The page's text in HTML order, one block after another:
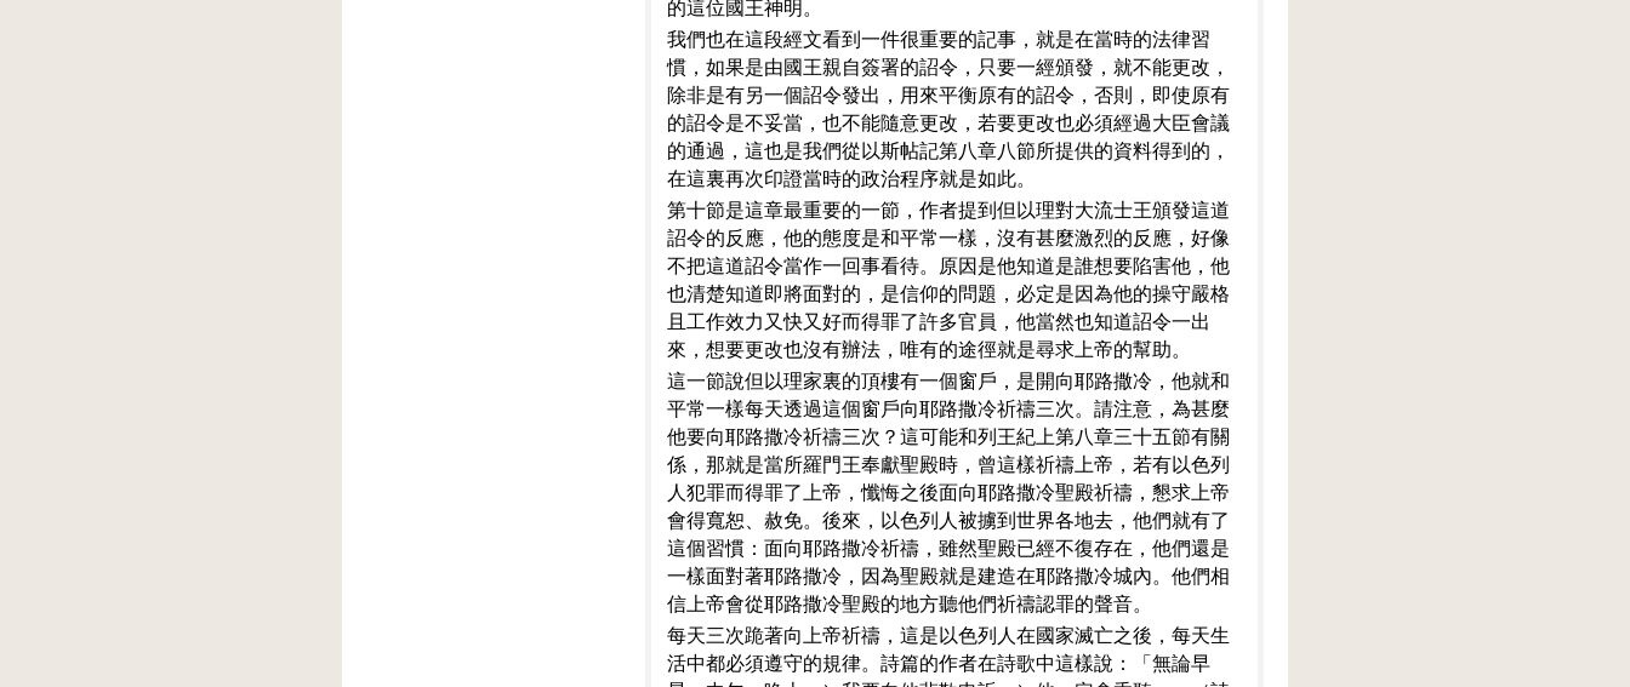
的這位國王神明。
我們也在這段經文看到一件很重要的記事，就是在當時的法律習
慣，如果是由國王親自簽署的詔令，只要一經頒發，就不能更改，
除非是有另一個詔令發出，用來平衡原有的詔令，否則，即使原有
的詔令是不妥當，也不能隨意更改，若要更改也必須經過大臣會議
的通過，這也是我們從以斯帖記第八章八節所提供的資料得到的，
在這裏再次印證當時的政治程序就是如此。
第十節是這章最重要的一節，作者提到但以理對大流士王頒發這道
詔令的反應，他的態度是和平常一樣，沒有甚麼激烈的反應，好像
不把這道詔令當作一回事看待。原因是他知道是誰想要陷害他，他
也清楚知道即將面對的，是信仰的問題，必定是因為他的操守嚴格
且工作效力又快又好而得罪了許多官員，他當然也知道詔令一出
來，想要更改也沒有辦法，唯有的途徑就是尋求上帝的幫助。
這一節說但以理家裏的頂樓有一個窗戶，是開向耶路撒冷，他就和
平常一樣每天透過這個窗戶向耶路撒冷祈禱三次。請注意，為甚麼
他要向耶路撒冷祈禱三次？這可能和列王紀上第八章三十五節有關
係，那就是當所羅門王奉獻聖殿時，曾這樣祈禱上帝，若有以色列
人犯罪而得罪了上帝，懺悔之後面向耶路撒冷聖殿祈禱，懇求上帝
會得寬恕、赦免。後來，以色列人被擄到世界各地去，他們就有了
這個習慣：面向耶路撒冷祈禱，雖然聖殿已經不復存在，他們還是
一樣面對著耶路撒冷，因為聖殿就是建造在耶路撒冷城內。他們相
信上帝會從耶路撒冷聖殿的地方聽他們祈禱認罪的聲音。
每天三次跪著向上帝祈禱，這是以色列人在國家滅亡之後，每天生
活中都必須遵守的規律。詩篇的作者在詩歌中這樣說：「無論早